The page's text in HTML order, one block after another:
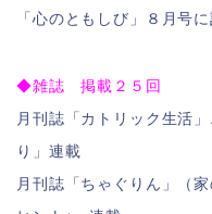
「心のともしび」８月号
◆雑誌 掲載２５回
月刊誌「カトリック生活
り」連載
月刊誌「ちゃぐりん」（